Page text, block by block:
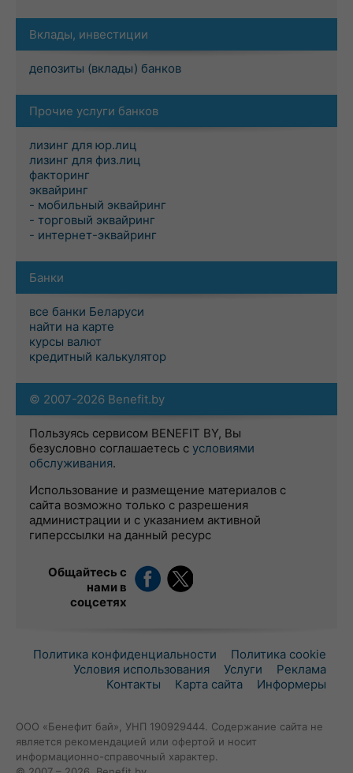
Вклады, инвестиции
депозиты (вклады) банков
Прочие услуги банков
лизинг для юр.лиц
лизинг для физ.лиц
факторинг
эквайринг
- мобильный эквайринг
- торговый эквайринг
- интернет-эквайринг
Банки
все банки Беларуси
найти на карте
курсы валют
кредитный калькулятор
© 2007-2026 Benefit.by
Пользуясь сервисом BENEFIT BY, Вы
безусловно соглашаетесь с условиями
обслуживания.
Использование и размещение материалов с
сайта возможно только с разрешения
администрации и с указанием активной
гиперссылки на данный ресурс
Общайтесь с
нами в
соцсетях
Политика конфиденциальности
Политика cookie
Условия использования
Услуги
Реклама
Контакты
Карта сайта Информеры
ООО «Бенефит бай», УНП 190929444. Содержание сайта не
является рекомендацией или офертой и носит
информационно-справочный характер.